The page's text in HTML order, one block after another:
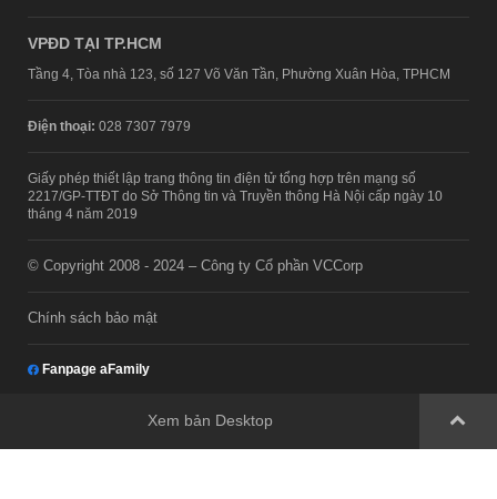
VPĐD TẠI TP.HCM
Tầng 4, Tòa nhà 123, số 127 Võ Văn Tần, Phường Xuân Hòa, TPHCM
Điện thoại: 028 7307 7979
Giấy phép thiết lập trang thông tin điện tử tổng hợp trên mạng số
2217/GP-TTĐT do Sở Thông tin và Truyền thông Hà Nội cấp ngày 10
tháng 4 năm 2019
© Copyright 2008 - 2024 – Công ty Cổ phần VCCorp
Chính sách bảo mật
Fanpage aFamily
Xem bản Desktop